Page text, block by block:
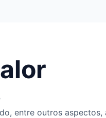
entre outros